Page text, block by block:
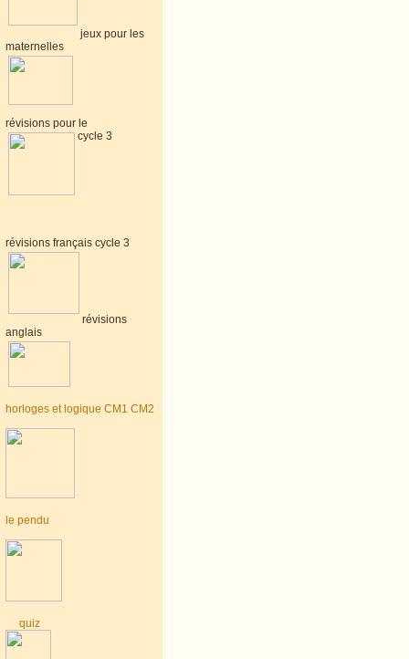
jeux pour les
maternelles
révisions pour le
cycle 3
révisions français cycle 3
révisions
anglais
horloges et logique CM1 CM2
le pendu
quiz